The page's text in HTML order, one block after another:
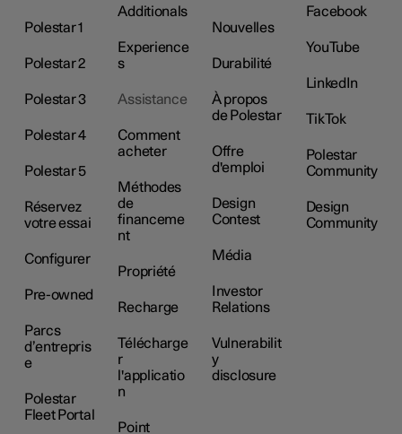
Polestar 1
Polestar 2
Polestar 3
Polestar 4
Polestar 5
Réservez
votre essai
Configurer
Pre-owned
Parcs
d’entrepris
e
Polestar
Fleet Portal
Additionals
Experience
s
Assistance
Comment
acheter
Méthodes
de
financeme
nt
Propriété
Recharge
Télécharge
r
l'applicatio
n
Point
Nouvelles
Durabilité
À propos
de Polestar
Offre
d'emploi
Design
Contest
Média
Investor
Relations
Vulnerabilit
y
disclosure
Facebook
YouTube
LinkedIn
TikTok
Polestar
Community
Design
Community